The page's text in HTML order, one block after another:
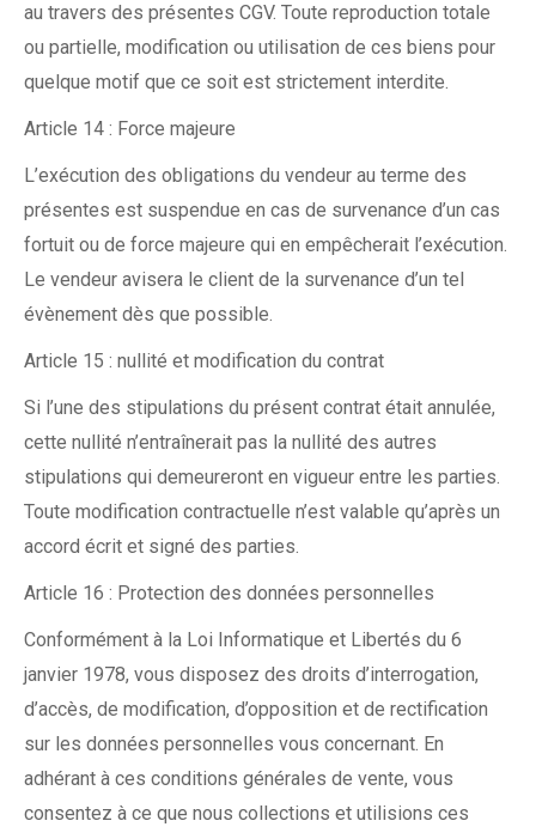
au travers des présentes CGV. Toute reproduction totale
ou partielle, modification ou utilisation de ces biens pour
quelque motif que ce soit est strictement interdite.
Article 14 : Force majeure
L’exécution des obligations du vendeur au terme des
présentes est suspendue en cas de survenance d’un cas
fortuit ou de force majeure qui en empêcherait l’exécution.
Le vendeur avisera le client de la survenance d’un tel
évènement dès que possible.
Article 15 : nullité et modification du contrat
Si l’une des stipulations du présent contrat était annulée,
cette nullité n’entraînerait pas la nullité des autres
stipulations qui demeureront en vigueur entre les parties.
Toute modification contractuelle n’est valable qu’après un
accord écrit et signé des parties.
Article 16 : Protection des données personnelles
Conformément à la Loi Informatique et Libertés du 6
janvier 1978, vous disposez des droits d’interrogation,
d’accès, de modification, d’opposition et de rectification
sur les données personnelles vous concernant. En
adhérant à ces conditions générales de vente, vous
consentez à ce que nous collections et utilisions ces